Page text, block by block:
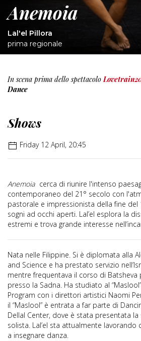
Anemoia
Lal'el Pillora
prima regionale
In scena prima dello spettacolo
Dance
Shows
Friday 12 April, 20:45
Anemoia cerca di riunire l'intenso
contemporaneo del 21° secolo con
pastorale e impressionista della fine del
sogni ad occhi aperti. Lal’el esplora la
estremi e trova grande interesse
Nata nelle Filippine. Si è diplomata alla
and Science e ha prestato servizio
mentre frequentava il corso di Batsheva
presso la Sadna. Ha studiato al
Program con i direttori artistici Naomi
il “Maslool” è entrata a far parte di
Dellal Center, dove è stata presentata
solista. Lal’el sta attualmente lavorando
a insegnare danza.